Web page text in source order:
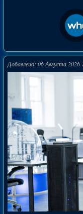
Добавлено: 06 Августа 2026